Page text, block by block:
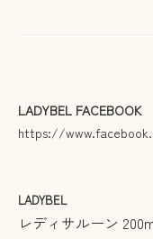
LADYBEL FACEBOOK
https://
LADYBEL
レディサルーン